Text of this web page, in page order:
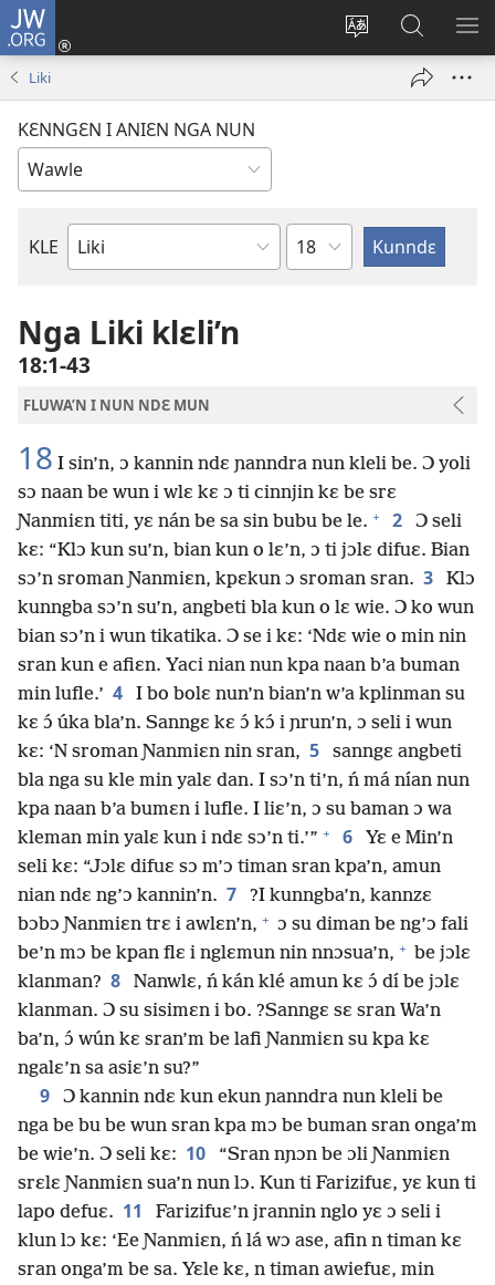
JW.ORG
Kaci
aniɛn'n
Wlu
nun
Kunndɛ
JW.ORG
su
Liki
KƐNNGƐN I ANIƐN NGA NUN
KLE
Biblu'n
Ndɛ
tre
Nga Liki klɛli’n
18:1-43
FLUWA’N I NUN NDƐ MUN
18 I sin’n, ɔ kannin ndɛ ɲanndra nun kleli be. Ɔ yoli
sɔ naan be wun i wlɛ kɛ ɔ ti cinnjin kɛ be srɛ
Ɲanmiɛn titi, yɛ nán be sa sin bubu be le. + 2
Ɔ seli
kɛ: “Klɔ kun su’n, bian kun o lɛ’n, ɔ ti jɔlɛ difuɛ. Bian
sɔ’n sroman Ɲanmiɛn, kpɛkun ɔ sroman sran. 3
Klɔ
kunngba sɔ’n su’n, angbeti bla kun o lɛ wie. Ɔ ko wun
bian sɔ’n i wun tikatika. Ɔ se i kɛ: ‘Ndɛ wie o min nin
sran kun e afiɛn. Yaci nian nun kpa naan b’a buman
min lufle.’ 4
I bo bolɛ nun’n bian’n w’a kplinman su
kɛ ɔ́ úka bla’n. Sanngɛ kɛ ɔ́ kɔ́ i ɲrun’n, ɔ seli i wun
kɛ: ‘N sroman Ɲanmiɛn nin sran, 5
sanngɛ angbeti
bla nga su kle min yalɛ dan. I sɔ’n ti’n, ń má nían nun
kpa naan b’a bumɛn i lufle. I liɛ’n, ɔ su baman ɔ wa
kleman min yalɛ kun i ndɛ sɔ’n ti.’” + 6
Yɛ e Min’n
seli kɛ: “Jɔlɛ difuɛ sɔ m’ɔ timan sran kpa’n, amun
nian ndɛ ng’ɔ kannin’n. 7
?I kunngba’n, kannzɛ
bɔbɔ Ɲanmiɛn trɛ i awlɛn’n, + ɔ su diman be ng’ɔ fali
be’n mɔ be kpan flɛ i nglɛmun nin nnɔsua’n, + be jɔlɛ
klanman? 8
Nanwlɛ, ń kán klé amun kɛ ɔ́ dí be jɔlɛ
klanman. Ɔ su sisimɛn i bo. ?Sanngɛ sɛ sran Wa’n
ba’n, ɔ́ wún kɛ sran’m be lafi Ɲanmiɛn su kpa kɛ
ngalɛ’n sa asiɛ’n su?”
9
Ɔ kannin ndɛ kun ekun ɲanndra nun kleli be
nga be bu be wun sran kpa mɔ be buman sran onga’m
be wie’n. Ɔ seli kɛ: 10
“Sran nɲɔn be ɔli Ɲanmiɛn
srɛlɛ Ɲanmiɛn sua’n nun lɔ. Kun ti Farizifuɛ, yɛ kun ti
lapo defuɛ. 11
Farizifuɛ’n jrannin nglo yɛ ɔ seli i
klun lɔ kɛ: ‘Ee Ɲanmiɛn, ń lá wɔ ase, afin n timan kɛ
sran onga’m be sa. Yɛle kɛ, n timan awiefuɛ, min